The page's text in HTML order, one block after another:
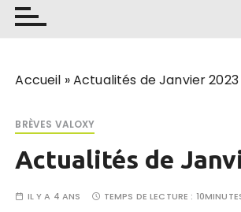
Accueil »Actualités de Janvier 2023
BRÈVES VALOXY
Actualités de
IL Y A 4 ANS TEMPS DE LECTURE :